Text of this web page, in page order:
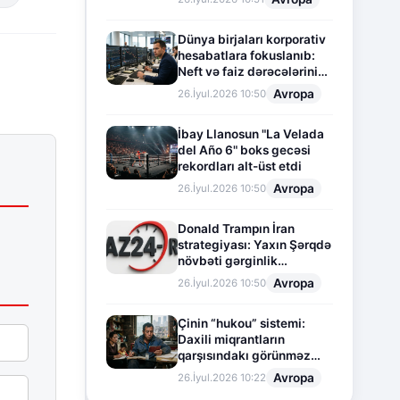
Dünya birjaları korporativ
hesabatlara fokuslanıb:
Neft və faiz dərəcələrinin
təsiri altında cari vəziyyət
26.İyul.2026 10:50 Avropa
İbay Llanosun "La Velada
del Año 6" boks gecəsi
rekordları alt-üst etdi
26.İyul.2026 10:50 Avropa
Donald Trampın İran
strategiyası: Yaxın Şərqdə
növbəti gərginlik
mərhələsi
26.İyul.2026 10:50 Avropa
Çinin “hukou” sistemi:
Daxili miqrantların
qarşısındakı görünməz
sədd
26.İyul.2026 10:22 Avropa